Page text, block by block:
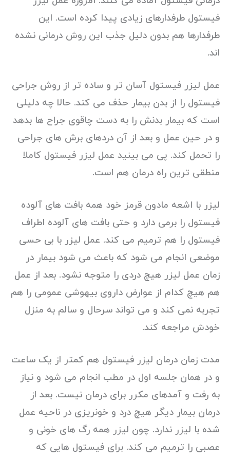
فیستول طرفدارهای زیادی پیدا کرده است. این
طرفدارها هم بدون دلیل جذب این روش درمانی نشده
اند.
عمل لیزر فیستول آسان تر و ساده تر از روش جراحی
فیستول را از بدن بیمار حذف می کند. حالا چه دلیلی
است که بیمار بدنش را به دست چاقوی جراح ها بدهد
و در حین عمل و بعد از آن دردهای برش های جراحی
را تحمل کند. پی می بینید عمل لیزر فیستول کاملا
منطقی ترین راه درمان هم است.
لیزر با اشعه مادون قرمز خود همه بافت های آلوده
فیستول را برمی دارد و حتی بافت های آلوده اطراف
فیستول را هم ترمیم می کند. عمل لیزر با بی حسی
موضعی انجام می شود که باعث می شود بیمار در
زمان عمل لیزر هیچ دردی را متوجه نشود. بعد از عمل
هم هیچ کدام از عوارض داروی بیهوشی عمومی را هم
تجربه نمی کند و می تواند سرحال و سالم به منزل
خودش مراجعه کند.
مدت زمان درمان لیزر فیستول هم کمتر از یک ساعت
و در همان جلسه اول در مطب انجام می شود و نیاز
به رفت و آمدهای مکرر برای درمان نیست. بعد از
درمان بیمار دیگر هیچ درد و خونریزی در ناحیه عمل
شده با لیزر ندارد. چون لیزر همه رگ های خونی و
عصبی را ترمیم می کند. برای فیستول هایی که